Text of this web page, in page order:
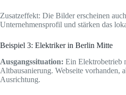
Zusatzeffekt: Die Bilder erscheinen
Unternehmensprofil und stärken das
Beispiel 3: Elektriker in Berlin Mitte
Ausgangssituation: Ein Elektrobetrieb
Altbausanierung. Webseite vorhanden,
Ausrichtung.